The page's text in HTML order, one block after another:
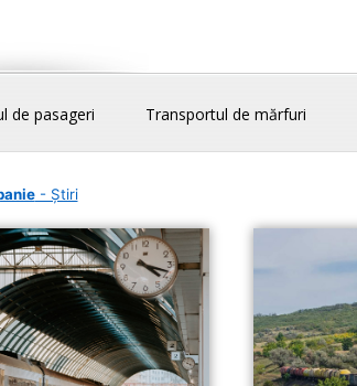
de pasageri Transportul de mărfuri
- Știri